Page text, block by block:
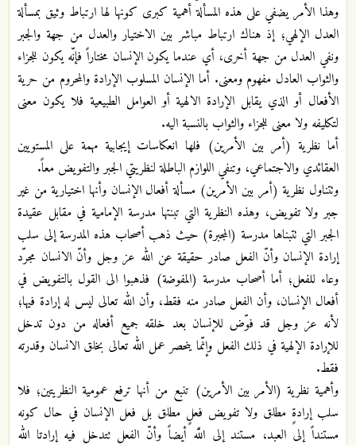
وهذا الأمر يضفي على هذه المسألة أهمية كبرى كونها لها ارتباط وثيق بمسألة
العدل الإلهي؛ إذ هناك ارتباط مباشر بين الاختيار والعدل من جهة والجبر
ونفي العدل من جهة أخرى، أي عندما يكون الإنسان مختاراً فإنّه يكون للجزاء
والثواب العادل مفهوم ومعنى. أما الإنسان المسلوب الإرادة والمحروم من حرية
الأفعال أو الذي يقابل الإرادة الالهية أو العوامل الطبيعية فلا يكون معنى
لتكليفه ولا معنى للجزاء والثواب بالنسبة اليه.
أما نظرية (أمر بين الأمرين) فلها انعكاسات إيجابية مهمة على المستويين
العقائدي والاجتماعي، وتنفي اللوازم الباطلة لنظريتي الجبر والتفويض معاً.
وتتناول نظرية (أمر بين الأمرين) مسألة أفعال الإنسان وأنها اختيارية من غير
جبر ولا تفويض، وهذه النظرية التي تبنتها مدرسة الإمامية في مقابل عقيدة
الجبر التي تتبناها مدرسة (المجبرة) حيث ذهب أصحاب هذه المدرسة إلى سلب
إرادة الإنسان وأنّ الفعل صادر حقيقة عن الله عز وجل وأنّ الانسان مجرّد
وعاء للفعل؛ أما أصحاب مدرسة (المفوضة) فذهبوا الى القول بالتفويض في
أفعال الإنسان، وأن الفعل صادر منه فقط، وأن الله تعالى ليس له إرادة فيها؛
لأنه عز وجل قد فوّض للإنسان بعد خلقه جميع أفعاله من دون تدخل
للإرادة الإلهية في ذلك الفعل وإنّما ينحصر عمل الله تعالى بخلق الانسان وقدرته
فقط.
وأهمية نظرية (الأمر بين الأمرين) تنبع من أنها ترفع عمومية النظريتين؛ فلا
سلب إرادةٍ مطلق ولا تفويض فعلٍ مطلق بل فعل الإنسان في حال كونه
مستنداً إلى العبد، مستند إلى اللَّه أيضاً وأنّ الفعل تتدخل فيه إرادتا الله